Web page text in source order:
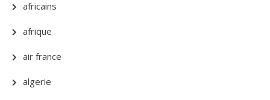
africains
afrique
air france
algerie